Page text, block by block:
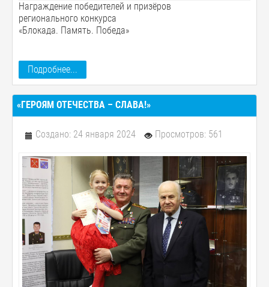
Награждение победителей и призёров
регионального конкурса
«Блокада. Память. Победа»
Подробнее...
«ГЕРОЯМ ОТЕЧЕСТВА – СЛАВА!»
Создано: 24 января 2024 Просмотров: 561